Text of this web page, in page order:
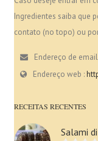
Ingredientes saiba que
contato (no topo) ou
Endereço de
Endereço web :
RECEITAS RECENTES
Salami